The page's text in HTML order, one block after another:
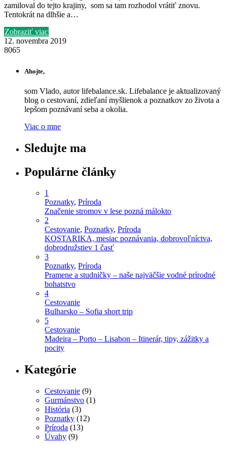
zamiloval do tejto krajiny, som sa tam rozhodol vrátiť znovu.
Tentokrát na dlhšie a…
Zobraziť viac
12. novembra 2019
8065
Ahojte,
som Vlado, autor lifebalance.sk. Lifebalance je aktualizovaný
blog o cestovaní, zdieľaní myšlienok a poznatkov zo života a
lepšom poznávaní seba a okolia.
Viac o mne
Sledujte ma
Populárne články
1
Poznatky, Príroda
Značenie stromov v lese pozná málokto
2
Cestovanie, Poznatky, Príroda
KOSTARIKA, mesiac poznávania, dobrovoľníctva,
dobrodružstiev 1 časť
3
Poznatky, Príroda
Pramene a studničky – naše najväčšie vodné prírodné
bohatstvo
4
Cestovanie
Bulharsko – Sofia short trip
5
Cestovanie
Madeira – Porto – Lisabon – Itinerár, tipy, zážitky a
pocity
Kategórie
Cestovanie (9)
Gurmánstvo (1)
História (3)
Poznatky (12)
Príroda (13)
Úvahy (9)